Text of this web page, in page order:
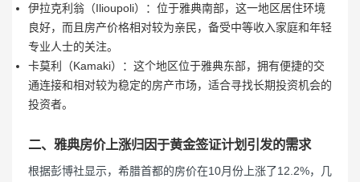
伊拉克利翁（Ilioupoli）：位于雅典南部，这一地区居住环境
良好，而且房产价格相对较为亲民，备受中等收入家庭和年轻
专业人士的关注。
卡莫利（Kamaki）：这个地区位于雅典东部，拥有便捷的交
通连接和相对较为稳定的房产市场，适合寻找长期投资机会的
投资者。
二、雅典房价上涨归因于黄金签证计划引发的需求
根据彭博社显示，希腊首都的房价在10月份上涨了12.2%，几